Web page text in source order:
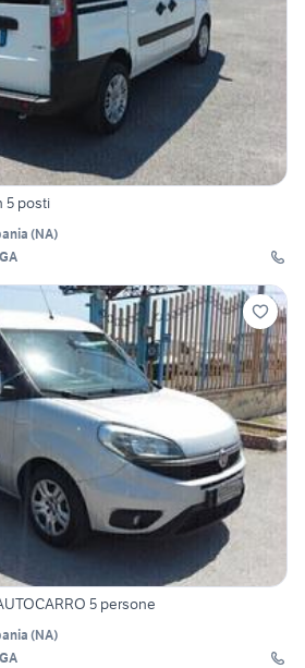
5 posti
(NA)
5 persone
(NA)